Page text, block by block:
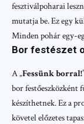
fesztiválpoharai
mutatja be. Ez egy
Minden pohár egy-
Bor festészet
A „Fessünk borral!
bor festőeszközként
készíthetnek. Ez a
követel előzetes